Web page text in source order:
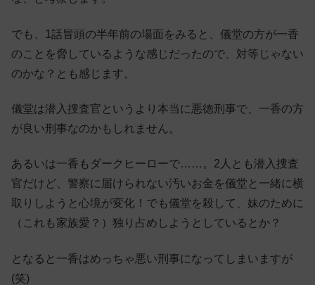
でも、1話冒頭の半年前の場面をみると、儀堂の方が一香
のことを脅しているような感じだったので、対等じゃない
のかな？とも感じます。
儀堂は潜入捜査官というより本当に悪徳刑事で、一香の方
が良い刑事なのかもしれません。
あるいは一香もダークヒーローで……。2人とも潜入捜査
官だけど、警察に届けられない汚いお金を儀堂と一緒に横
取りしようと心境が変化！でも儀堂を殺して、妹のために
（これも家族愛？）独り占めしようとしているとか？
となると一香はめっちゃ悪い刑事になってしまいますが
(笑)